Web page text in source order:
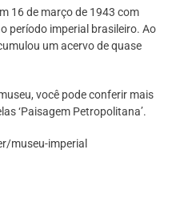
16 de março de 1943 com
período imperial brasileiro. Ao
um acervo de quase
você pode conferir mais
‘Paisagem Petropolitana’.
museu-imperial